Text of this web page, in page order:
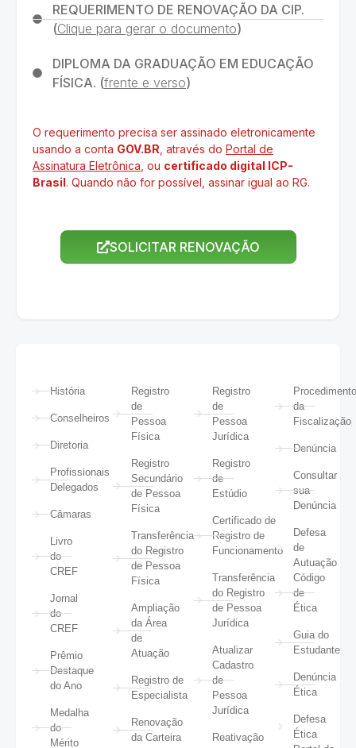
REQUERIMENTO DE RENOVAÇÃO DA CIP.
(Clique para gerar o documento)
DIPLOMA DA GRADUAÇÃO EM EDUCAÇÃO
FÍSICA. (frente e verso)
O requerimento precisa ser assinado eletronicamente
usando a conta GOV.BR , através do Portal de
Assinatura Eletrônica , ou certificado digital ICP-
Brasil. Quando não for possível, assinar igual ao RG.
SOLICITAR RENOVAÇÃO
História
Conselheiros
Diretoria
Profissionais
Delegados
Câmaras
Livro
do
CREF
Jornal
do
CREF
Prêmio
Destaque
do Ano
Medalha
do
Mérito
Registro
de
Pessoa
Física
Registro
Secundário
de Pessoa
Física
Transferência
do Registro
de Pessoa
Física
Ampliação
da Área
de
Atuação
Registro de
Especialista
Renovação
da Carteira
Registro
de
Pessoa
Jurídica
Registro
de
Estúdio
Certificado de
Registro de
Funcionamento
Transferência
do Registro
de Pessoa
Jurídica
Atualizar
Cadastro
de
Pessoa
Jurídica
Reativação
da
Fiscalização
Denúncia
Consultar
sua
Denúncia
Defesa
de
Autuação
Código
de
Ética
Guia do
Estudante
Denúncia
Ética
Defesa
Ética